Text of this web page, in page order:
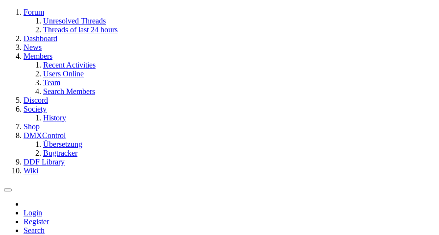
Forum
Unresolved Threads
Threads of last 24 hours
Dashboard
News
Members
Recent Activities
Users Online
Team
Search Members
Discord
Society
History
Shop
DMXControl
Übersetzung
Bugtracker
DDF Library
Wiki
Login
Register
Search